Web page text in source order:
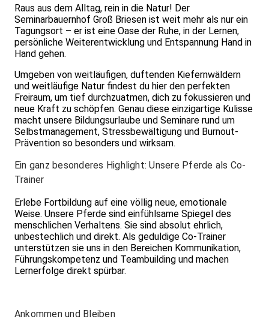
Raus aus dem Alltag, rein in die Natur! Der
Seminarbauernhof Groß Briesen ist weit mehr als nur ein
Tagungsort – er ist eine Oase der Ruhe, in der Lernen,
persönliche Weiterentwicklung und Entspannung Hand in
Hand gehen.
Umgeben von weitläufigen, duftenden Kiefernwäldern
und weitläufige Natur findest du hier den perfekten
Freiraum, um tief durchzuatmen, dich zu fokussieren und
neue Kraft zu schöpfen. Genau diese einzigartige Kulisse
macht unsere Bildungsurlaube und Seminare rund um
Selbstmanagement, Stressbewältigung und Burnout-
Prävention so besonders und wirksam.
Ein ganz besonderes Highlight: Unsere Pferde als Co-
Trainer
Erlebe Fortbildung auf eine völlig neue, emotionale
Weise. Unsere Pferde sind einfühlsame Spiegel des
menschlichen Verhaltens. Sie sind absolut ehrlich,
unbestechlich und direkt. Als geduldige Co-Trainer
unterstützen sie uns in den Bereichen Kommunikation,
Führungskompetenz und Teambuilding und machen
Lernerfolge direkt spürbar.
Ankommen und Bleiben